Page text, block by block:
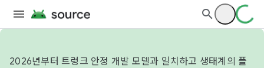
2026년부터 트렁크 안정 개발 모델과 일치하고 생태계의 플